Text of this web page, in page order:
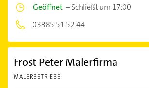
Geöffnet –Schließt um 17:00
03385 51 52 44
Frost Peter Malerfirma
MALERBETRIEBE